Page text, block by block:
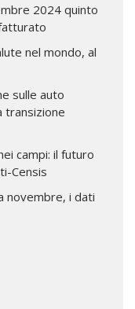
2024 quinto
nel mondo, al
sulle auto
transizione
campi: il futuro
Censis
novembre, i dati